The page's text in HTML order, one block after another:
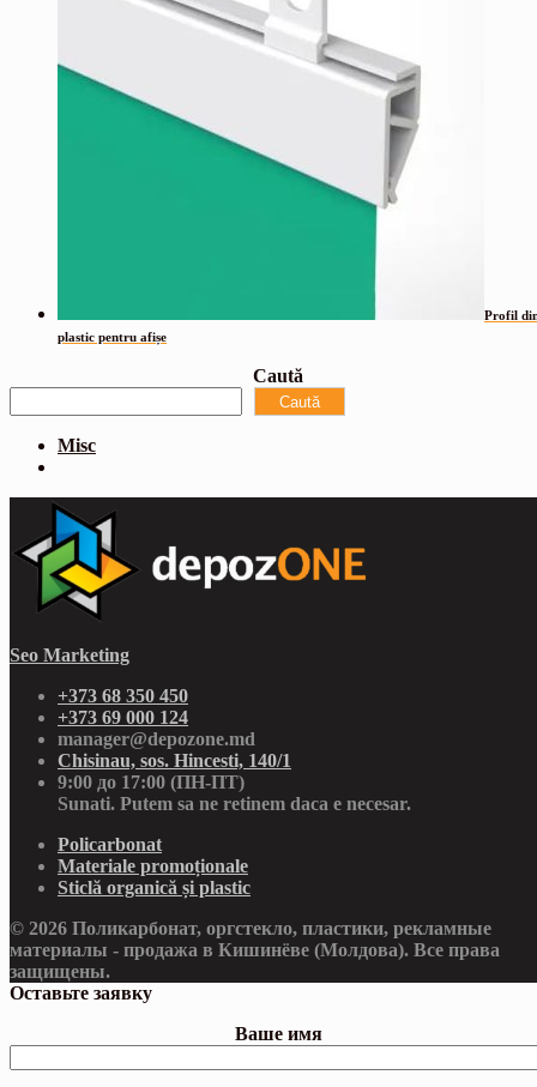
Profil
plastic pentru afișe
Caută
Caută
Misc
Seo Marketing
+373 68 350 450
+373 69 000 124
manager@depozone.md
Chisinau, sos. Hincesti, 140/1
9:00 до 17:00 (ПН-ПТ)
Sunati. Putem sa ne retinem daca e necesar.
Policarbonat
Materiale promoționale
Sticlă organică și plastic
© 2026 Поликарбонат, оргстекло, пластики, рекламные
материалы - продажа в Кишинёве (Молдова). Все права
защищены.
Оставьте заявку
Ваше имя